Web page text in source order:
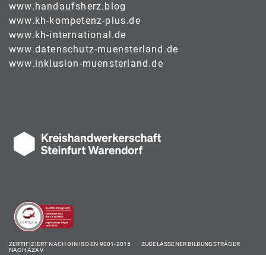
www.handaufsherz.blog
www.kh-kompetenz-plus.de
www.kh-international.de
www.datenschutz-muensterland.de
www.inklusion-muensterland.de
ZERTIFIZIERT NACH DIN ISO EN 9001-2015 ZUGELASSENER BILDUNGSTRÄGER
NACH AZAV